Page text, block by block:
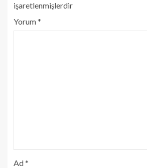
işaretlenmişlerdir
Yorum*
Ad*